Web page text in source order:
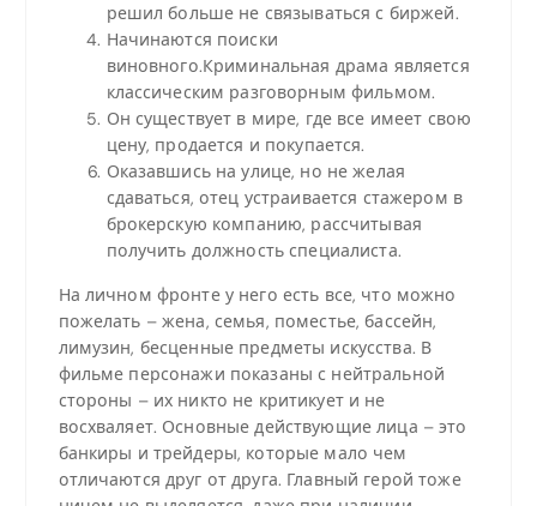
решил больше не связываться с биржей.
Начинаются поиски
виновного.Криминальная драма является
классическим разговорным фильмом.
Он существует в мире, где все имеет свою
цену, продается и покупается.
Оказавшись на улице, но не желая
сдаваться, отец устраивается стажером в
брокерскую компанию, рассчитывая
получить должность специалиста.
На личном фронте у него есть все, что можно
пожелать – жена, семья, поместье, бассейн,
лимузин, бесценные предметы искусства. В
фильме персонажи показаны с нейтральной
стороны – их никто не критикует и не
восхваляет. Основные действующие лица – это
банкиры и трейдеры, которые мало чем
отличаются друг от друга. Главный герой тоже